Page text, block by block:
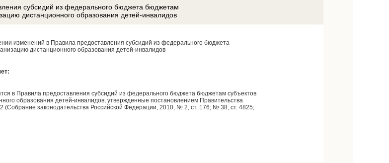
субсидий из федерального бюджета бюджетам
дистанционного образования детей-инвалидов
изменений в Правила предоставления субсидий из федерального бюджета
дистанционного образования детей-инвалидов
в Правила предоставления субсидий из федерального бюджета бюджетам субъектов
образования детей-инвалидов, утвержденные постановлением Правительства
(Собрание законодательства Российской Федерации, 2010, № 2, ст. 176; № 38, ст. 4825;